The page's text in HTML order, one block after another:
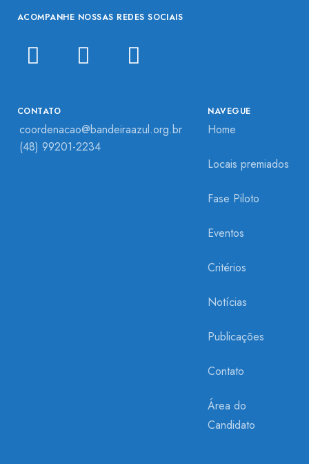
ACOMPANHE NOSSAS REDES SOCIAIS
NAVEGUE
Home
Locais premiados
Fase Piloto
Eventos
Critérios
Notícias
Publicações
Contato
Área do
Candidato
CONTATO
coordenacao@bandeiraazul.org.br
(48) 99201-2234